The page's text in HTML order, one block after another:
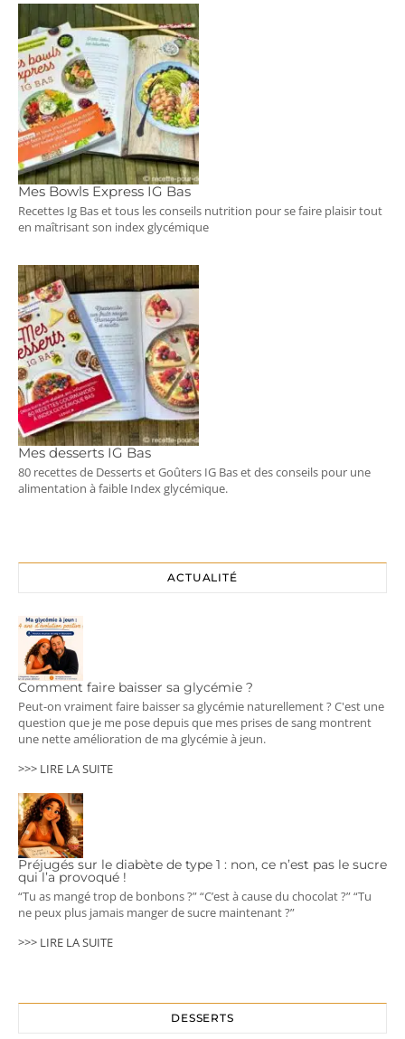
Mes Bowls Express IG Bas
Recettes Ig Bas et tous les conseils nutrition pour se faire plaisir tout
en maîtrisant son index glycémique
Mes desserts IG Bas
80 recettes de Desserts et Goûters IG Bas et des conseils pour une
alimentation à faible Index glycémique.
ACTUALITÉ
Comment faire baisser sa glycémie ?
Peut-on vraiment faire baisser sa glycémie naturellement ? C'est une
question que je me pose depuis que mes prises de sang montrent
une nette amélioration de ma glycémie à jeun.
>>> LIRE LA SUITE
Préjugés sur le diabète de type 1 : non, ce n’est pas le sucre
qui l’a provoqué !
“Tu as mangé trop de bonbons ?” “C’est à cause du chocolat ?” “Tu
ne peux plus jamais manger de sucre maintenant ?”
>>> LIRE LA SUITE
DESSERTS